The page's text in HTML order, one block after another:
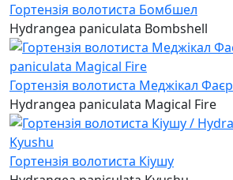
Гортензія волотиста Бомбшел
Hydrangea paniculata Bombshell
Гортензія волотиста Меджікал Фаєр
Hydrangea paniculata Magical Fire
Гортензія волотиста Кіушу